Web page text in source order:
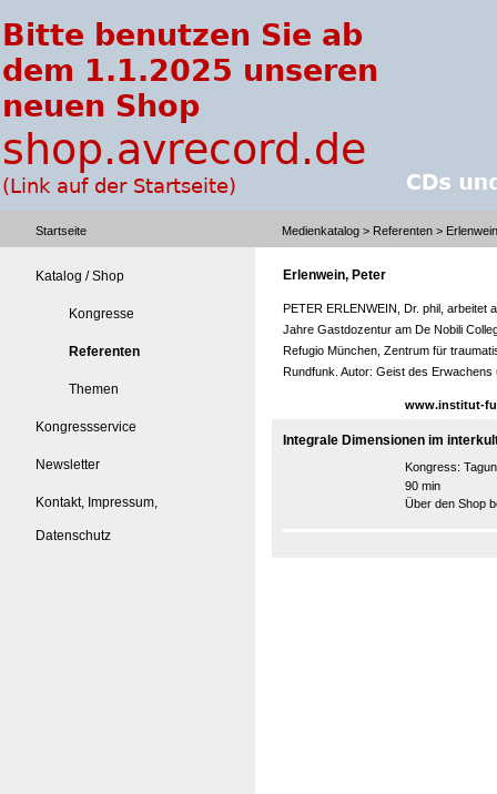
Startseite Medienkatalog > Referenten >
Katalog / Shop
Kongresse
Referenten
Themen
Kongressservice
Newsletter
Kontakt, Impressum,
Datenschutz
Erlenwein, Peter
PETER ERLENWEIN, Dr. phil, arbeitet
Jahre Gastdozentur am De Nobili
Refugio München, Zentrum für
Rundfunk. Autor: Geist des
www.institut-
Integrale Dimensionen im
Kongress:
90 min
Über den Shop